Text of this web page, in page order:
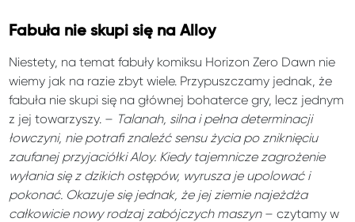
Fabuła nie skupi się na Alloy
Niestety, na temat fabuły komiksu Horizon Zero Dawn nie
wiemy jak na razie zbyt wiele. Przypuszczamy jednak, że
fabuła nie skupi się na głównej bohaterce gry, lecz jednym
z jej towarzyszy. – Talanah, silna i pełna determinacji
łowczyni, nie potrafi znaleźć sensu życia po zniknięciu
zaufanej przyjaciółki Aloy. Kiedy tajemnicze zagrożenie
wyłania się z dzikich ostępów, wyrusza je upolować i
pokonać. Okazuje się jednak, że jej ziemie najeżdża
całkowicie nowy rodzaj zabójczych maszyn– czytamy w